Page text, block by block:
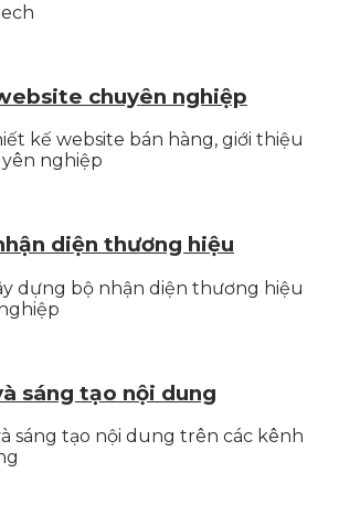
chuyên nghiệp
kế website bán hàng, giới thiệu
nghiệp
diện thương hiệu
dựng bộ nhận diện thương hiệu
sáng tạo nội dung
sáng tạo nội dung trên các kênh